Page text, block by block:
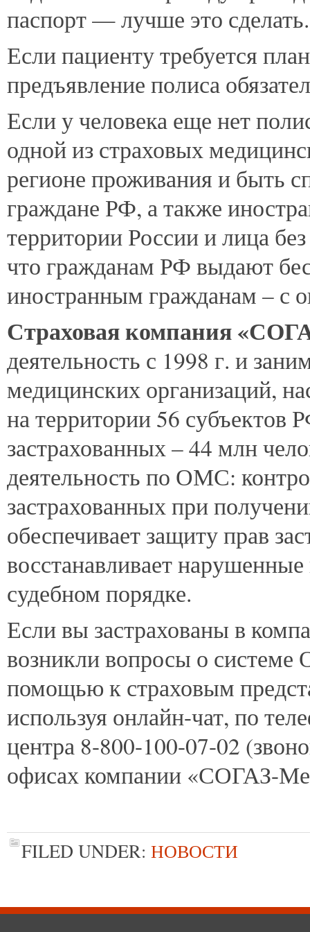
паспорт — лучше это сделать.
Если пациенту требуется
предъявление полиса
Если у человека еще нет
одной из страховых
регионе проживания и быть
граждане РФ, а также
территории России и лица
что гражданам РФ выдают
иностранным гражданам – с
Страховая компания
деятельность с 1998 г. и
медицинских организаций,
на территории 56 субъектов
застрахованных – 44 млн
деятельность по ОМС:
застрахованных при
обеспечивает защиту прав
восстанавливает
судебном порядке.
Если вы застрахованы в
возникли вопросы о
помощью к страховым
используя онлайн-чат, по
центра 8-800-100-07-02
офисах компании «СОГАЗ-
FILED UNDER: НОВОСТИ